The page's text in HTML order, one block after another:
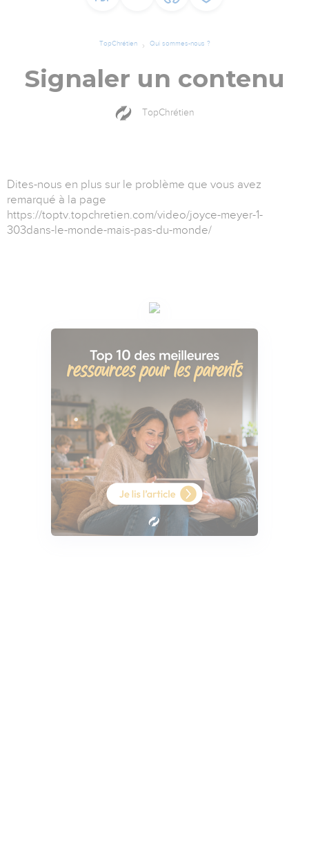
TopChrétien Qui sommes-nous ?
Signaler un contenu
TopChrétien
Dites-nous en plus sur le problème que vous avez
remarqué à la page
https://toptv.topchretien.com/video/joyce-meyer-1-
303dans-le-monde-mais-pas-du-monde/